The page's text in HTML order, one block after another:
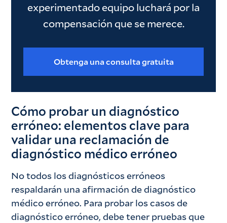
experimentado equipo luchará por la
compensación que se merece.
Obtenga una consulta gratuita
Cómo probar un diagnóstico
erróneo: elementos clave para
validar una reclamación de
diagnóstico médico erróneo
No todos los diagnósticos erróneos
respaldarán una afirmación de diagnóstico
médico erróneo. Para probar los casos de
diagnóstico erróneo, debe tener pruebas que